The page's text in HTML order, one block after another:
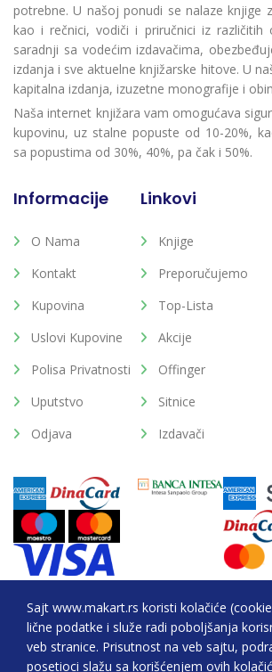
Sajt www.makart.rs koristi kolačiće
lične podatke i služe radi poboljšanja
veb stranice. Prisutnost na veb sajtu,
posetioci slažu sa korišćenjem ovih
potrebne. U našoj ponudi se nalaze knjige
kao i rečnici, vodiči i priručnici iz različitih
saradnji sa vodećim izdavačima,
izdanja i sve aktuelne knjižarske hitove. U
kapitalna izdanja, izuzetne monografije i
Naša internet knjižara vam omogućava
kupovinu, uz stalne popuste od 10-20%,
sa popustima od 30%, 40%, pa čak i 50%.
Informacije
O Nama
Kontakt
Kupovina
Uslovi Kupovine
Polisa Privatnosti
Uputstvo
Odjava
Linkovi
Knjige
Preporučujemo
Top-Lista
Akcije
Offinger
Sitnice
Izdavači
2026. All Rights Reserved © Makart.rs -
BEOGRAD (NOVI BEOGRAD), PIB: